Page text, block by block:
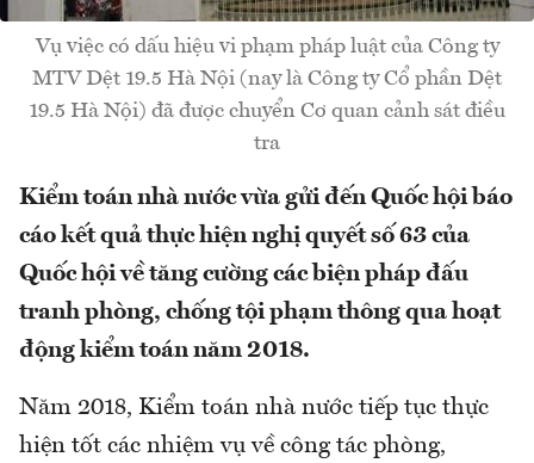
Vụ việc có dấu hiệu vi phạm pháp luật của Công ty
MTV Dệt 19.5 Hà Nội (nay là Công ty Cổ phần Dệt
19.5 Hà Nội) đã được chuyển Cơ quan cảnh sát điều
tra
Kiểm toán nhà nước vừa gửi đến Quốc hội báo
cáo kết quả thực hiện nghị quyết số 63 của
Quốc hội về tăng cường các biện pháp đấu
tranh phòng, chống tội phạm thông qua hoạt
động kiểm toán năm 2018.
Năm 2018, Kiểm toán nhà nước tiếp tục thực
hiện tốt các nhiệm vụ về công tác phòng,